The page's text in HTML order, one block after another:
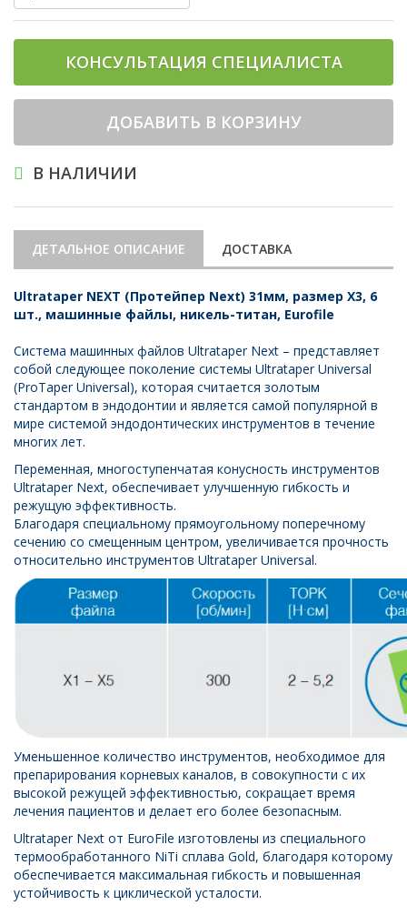
КОНСУЛЬТАЦИЯ СПЕЦИАЛИСТА
ДОБАВИТЬ В КОРЗИНУ
В НАЛИЧИИ
ДЕТАЛЬНОЕ ОПИСАНИЕ ДОСТАВКА
Ultrataper NEXT (Протейпер Next) 31мм, размер X3, 6
шт., машинные файлы, никель-титан, Eurofile
Система машинных файлов Ultrataper Next – представляет
собой следующее поколение системы Ultrataper Universal
(ProTaper Universal), которая считается золотым
стандартом в эндодонтии и является самой популярной в
мире системой эндодонтических инструментов в течение
многих лет.
Переменная, многоступенчатая конусность инструментов
Ultrataper Next, обеспечивает улучшенную гибкость и
режущую эффективность.
Благодаря специальному прямоугольному поперечному
сечению со смещенным центром, увеличивается прочность
относительно инструментов Ultrataper Universal.
Уменьшенное количество инструментов, необходимое для
препарирования корневых каналов, в совокупности с их
высокой режущей эффективностью, сокращает время
лечения пациентов и делает его более безопасным.
Ultrataper Next от EuroFile изготовлены из специального
термообработанного NiTi сплава Gold, благодаря которому
обеспечивается максимальная гибкость и повышенная
устойчивость к циклической усталости.